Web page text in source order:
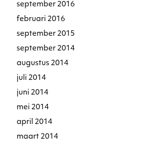
september 2016
februari 2016
september 2015
september 2014
augustus 2014
juli 2014
juni 2014
mei 2014
april 2014
maart 2014